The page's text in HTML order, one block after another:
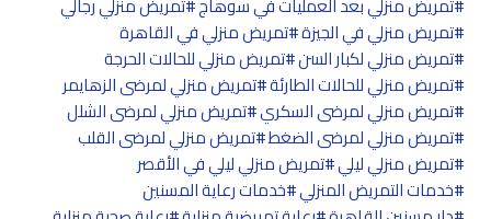
تمريض منزلي في الجيزة تمريض منزلي في القاهرة
تمريض منزلي لكبار السن تمريض منزلي للحالات الحرجة
تمريض منزلي للحالات الطارئة تمريض منزلي لمرضى الزهايمر
تمريض منزلي لمرضى السكري تمريض منزلي لمرضى الشلل
تمريض منزلي لمرضى الضغط تمريض منزلي لمرضى القلب
تمريض منزلي ليلي تمريض منزلي ليلي في الأقصر
خدمات التمريض المنزلي خدمات رعاية المسنين